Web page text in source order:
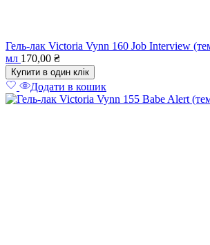
Гель-лак Victoria Vynn 160 Job Interview
мл 170,00 ₴
Купити в один клік
Додати в кошик